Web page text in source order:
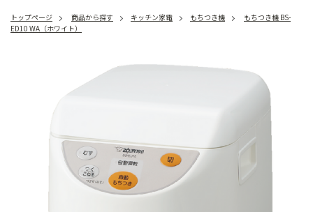
トップページ 商品から探す キッチン家電 もちつき機
もちつき機 BS-
ED10 WA（ホワイト）